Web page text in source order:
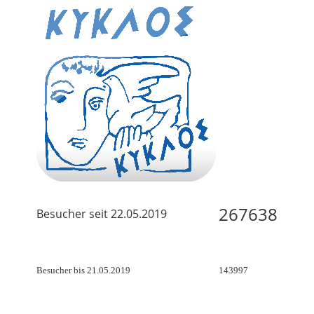
Besucher seit 22.05.2019 267638
Besucher bis 21.05.2019 143997